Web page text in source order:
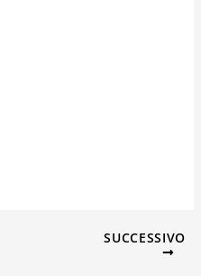
SUCCESSIVO